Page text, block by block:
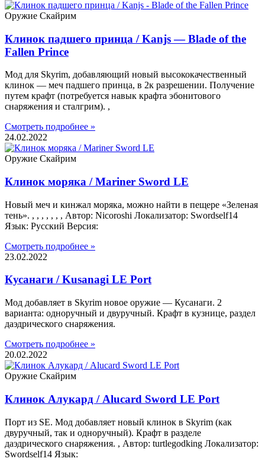
Оружие Скайрим
Клинок падшего принца / Kanjs — Blade of the
Fallen Prince
Мод для Skyrim, добавляющий новый высококачественный
клинок — меч падшего принца, в 2к разрешении. Получение
путем крафт (потребуется навык крафта эбонитового
снаряжения и сталгрим). ,
Смотреть подробнее »
24.02.2022
Оружие Скайрим
Клинок моряка / Mariner Sword LE
Новый меч и кинжал моряка, можно найти в пещере «Зеленая
тень». , , , , , , , Автор: Nicoroshi Локализатор: Swordself14
Язык: Русский Версия:
Смотреть подробнее »
23.02.2022
Кусанаги / Kusanagi LE Port
Мод добавляет в Skyrim новое оружие — Кусанаги. 2
варианта: одноручный и двуручный. Крафт в кузнице, раздел
даэдрического снаряжения.
Смотреть подробнее »
20.02.2022
Оружие Скайрим
Клинок Алукард / Alucard Sword LE Port
Порт из SE. Мод добавляет новый клинок в Skyrim (как
двуручный, так и одноручный). Крафт в разделе
даэдрического снаряжения. , Автор: turtlegodking Локализатор:
Swordself14 Язык: